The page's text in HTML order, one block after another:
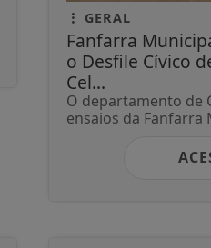
GERAL
Fanfarra
o Desfile Cívico
Cel...
O departamento de
ensaios da Fanfarra